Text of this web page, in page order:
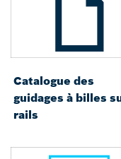
Catalogue des
guidages à billes
rails